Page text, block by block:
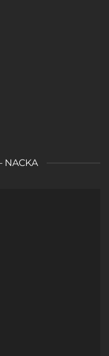
NACKA